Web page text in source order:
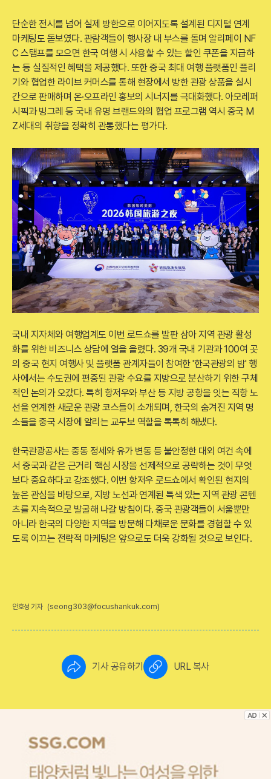
단순한 전시를 넘어 실제 방한으로 이어지도록 설계된 디지털 연계
마케팅도 돋보였다. 관람객들이 행사장 내 부스를 돌며 알리페이 NF
C 스탬프를 모으면 한국 여행 시 사용할 수 있는 할인 쿠폰을 지급하
는 등 실질적인 혜택을 제공했다. 또한 중국 최대 여행 플랫폼인 플리
기와 협업한 라이브 커머스를 통해 현장에서 방한 관광 상품을 실시
간으로 판매하며 온·오프라인 홍보의 시너지를 극대화했다. 아모레퍼
시픽과 빙그레 등 국내 유명 브랜드와의 협업 프로그램 역시 중국 M
Z세대의 취향을 정확히 관통했다는 평가다.
국내 지자체와 여행업계도 이번 로드쇼를 발판 삼아 지역 관광 활성
화를 위한 비즈니스 상담에 열을 올렸다. 39개 국내 기관과 100여 곳
의 중국 현지 여행사 및 플랫폼 관계자들이 참여한 '한국관광의 밤' 행
사에서는 수도권에 편중된 관광 수요를 지방으로 분산하기 위한 구체
적인 논의가 오갔다. 특히 항저우와 부산 등 지방 공항을 잇는 직항 노
선을 연계한 새로운 관광 코스들이 소개되며, 한국의 숨겨진 지역 명
소들을 중국 시장에 알리는 교두보 역할을 톡톡히 해냈다.
한국관광공사는 중동 정세와 유가 변동 등 불안정한 대외 여건 속에
서 중국과 같은 근거리 핵심 시장을 선제적으로 공략하는 것이 무엇
보다 중요하다고 강조했다. 이번 항저우 로드쇼에서 확인된 현지의
높은 관심을 바탕으로, 지방 노선과 연계된 특색 있는 지역 관광 콘텐
츠를 지속적으로 발굴해 나갈 방침이다. 중국 관광객들이 서울뿐만
아니라 한국의 다양한 지역을 방문해 다채로운 문화를 경험할 수 있
도록 이끄는 전략적 마케팅은 앞으로도 더욱 강화될 것으로 보인다.
안호성 기자 (seong303@focushankuk.com)
기사 공유하기 URL 복사